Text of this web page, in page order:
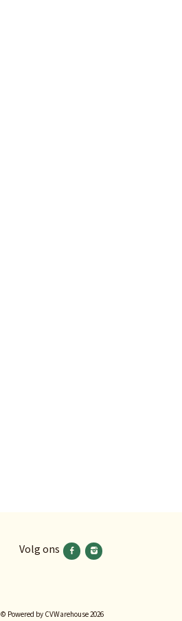
Volg ons Volg ons facebookVolg ons instagram
© Powered by CVWarehouse2026